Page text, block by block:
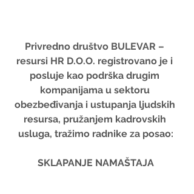
Privredno društvo BULEVAR –
resursi HR D.O.O. registrovano je i
posluje kao podrška drugim
kompanijama u sektoru
obezbeđivanja i ustupanja ljudskih
resursa, pružanjem kadrovskih
usluga, tražimo radnike za posao:
SKLAPANJE NAMAŠTAJA